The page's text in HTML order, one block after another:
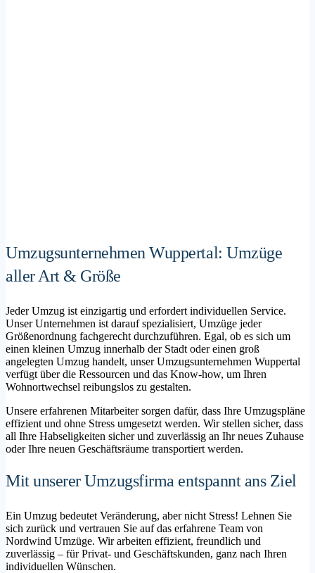
Umzugsunternehmen Wuppertal: Umzüge
aller Art & Größe
Jeder Umzug ist einzigartig und erfordert individuellen Service.
Unser Unternehmen ist darauf spezialisiert, Umzüge jeder
Größenordnung fachgerecht durchzuführen. Egal, ob es sich um
einen kleinen Umzug innerhalb der Stadt oder einen groß
angelegten Umzug handelt, unser Umzugsunternehmen Wuppertal
verfügt über die Ressourcen und das Know-how, um Ihren
Wohnortwechsel reibungslos zu gestalten.
Unsere erfahrenen Mitarbeiter sorgen dafür, dass Ihre Umzugspläne
effizient und ohne Stress umgesetzt werden. Wir stellen sicher, dass
all Ihre Habseligkeiten sicher und zuverlässig an Ihr neues Zuhause
oder Ihre neuen Geschäftsräume transportiert werden.
Mit unserer Umzugsfirma entspannt ans Ziel
Ein Umzug bedeutet Veränderung, aber nicht Stress! Lehnen Sie
sich zurück und vertrauen Sie auf das erfahrene Team von
Nordwind Umzüge. Wir arbeiten effizient, freundlich und
zuverlässig – für Privat- und Geschäftskunden, ganz nach Ihren
individuellen Wünschen.